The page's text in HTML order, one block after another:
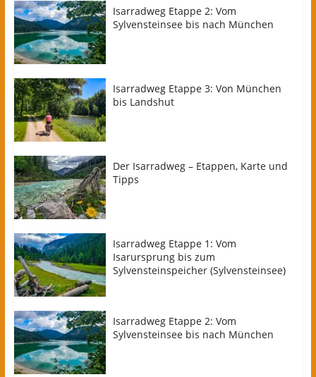
Isarradweg Etappe 2: Vom
Sylvensteinsee bis nach München
Isarradweg Etappe 3: Von München
bis Landshut
Der Isarradweg – Etappen, Karte und
Tipps
Isarradweg Etappe 1: Vom
Isarursprung bis zum
Sylvensteinspeicher (Sylvensteinsee)
Isarradweg Etappe 2: Vom
Sylvensteinsee bis nach München